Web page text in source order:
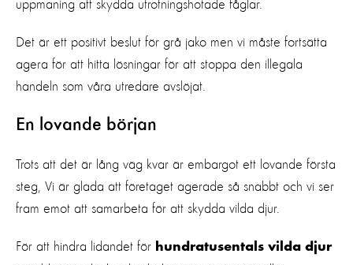
uppmaning att skydda utrotningshotade fåglar.
Det är ett positivt beslut för grå jako men vi måste fortsätta
agera för att hitta lösningar för att stoppa den illegala
handeln som våra utredare avslöjat.
En lovande början
Trots att det är lång väg kvar är embargot ett lovande första
steg, Vi är glada att företaget agerade så snabbt och vi ser
fram emot att samarbeta för att skydda vilda djur.
För att hindra lidandet för hundratusentals vilda djur